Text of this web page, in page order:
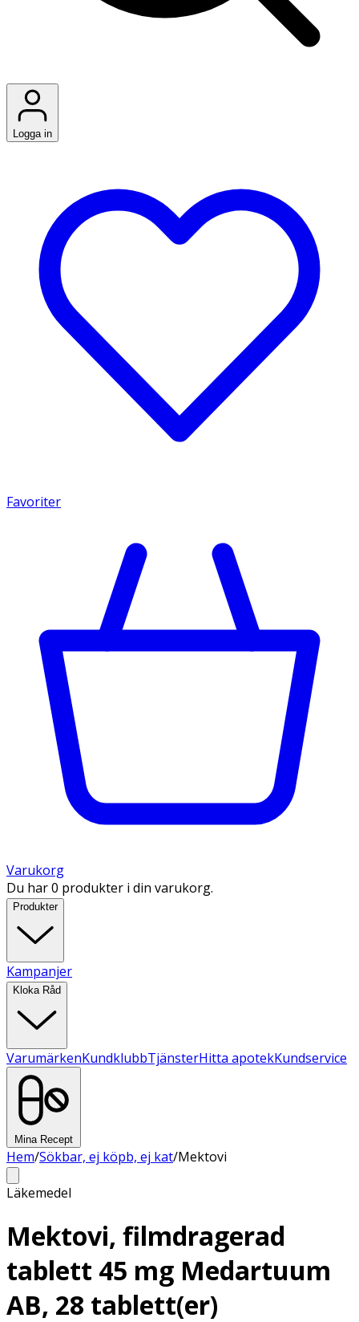
Logga in
Favoriter
Varukorg
Du har 0 produkter i din varukorg.
Produkter
Kampanjer
Kloka Råd
VarumärkenKundklubbTjänsterHitta apotekKundservice
Mina Recept
Hem/Sökbar, ej köpb, ej kat/Mektovi
Läkemedel
Mektovi, filmdragerad
tablett 45 mg Medartuum
AB, 28 tablett(er)